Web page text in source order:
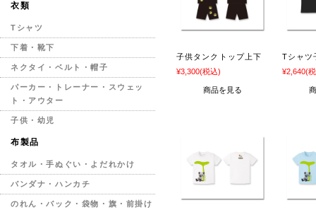
子供タンクトップ上下
¥3,300(税込)
商品を見る
Tシャツ
¥2,640(
衣類
Tシャツ
下着・靴下
ネクタイ・ベルト・帽子
パーカー・トレーナー・スウェッ
ト・アウター
子供・幼児
布製品
タオル・手ぬぐい・よだれかけ
バンダナ・ハンカチ
のれん・バック・袋物・旗・前掛け